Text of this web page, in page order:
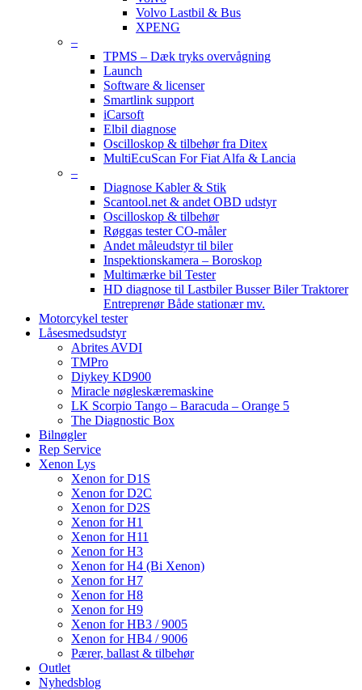
Volvo Lastbil & Bus
XPENG
–
TPMS – Dæk tryks overvågning
Launch
Software & licenser
Smartlink support
iCarsoft
Elbil diagnose
Oscilloskop & tilbehør fra Ditex
MultiEcuScan For Fiat Alfa & Lancia
–
Diagnose Kabler & Stik
Scantool.net & andet OBD udstyr
Oscilloskop & tilbehør
Røggas tester CO-måler
Andet måleudstyr til biler
Inspektionskamera – Boroskop
Multimærke bil Tester
HD diagnose til Lastbiler Busser Biler Traktorer
Entreprenør Både stationær mv.
Motorcykel tester
Låsesmedsudstyr
Abrites AVDI
TMPro
Diykey KD900
Miracle nøgleskæremaskine
LK Scorpio Tango – Baracuda – Orange 5
The Diagnostic Box
Bilnøgler
Rep Service
Xenon Lys
Xenon for D1S
Xenon for D2C
Xenon for D2S
Xenon for H1
Xenon for H11
Xenon for H3
Xenon for H4 (Bi Xenon)
Xenon for H7
Xenon for H8
Xenon for H9
Xenon for HB3 / 9005
Xenon for HB4 / 9006
Pærer, ballast & tilbehør
Outlet
Nyhedsblog